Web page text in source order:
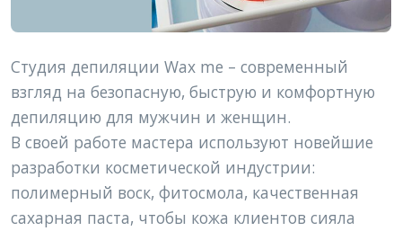
Студия депиляции Wax me – современный
взгляд на безопасную, быструю и комфортную
депиляцию для мужчин и женщин.
В своей работе мастера используют новейшие
разработки косметической индустрии:
полимерный воск, фитосмола, качественная
сахарная паста, чтобы кожа клиентов сияла